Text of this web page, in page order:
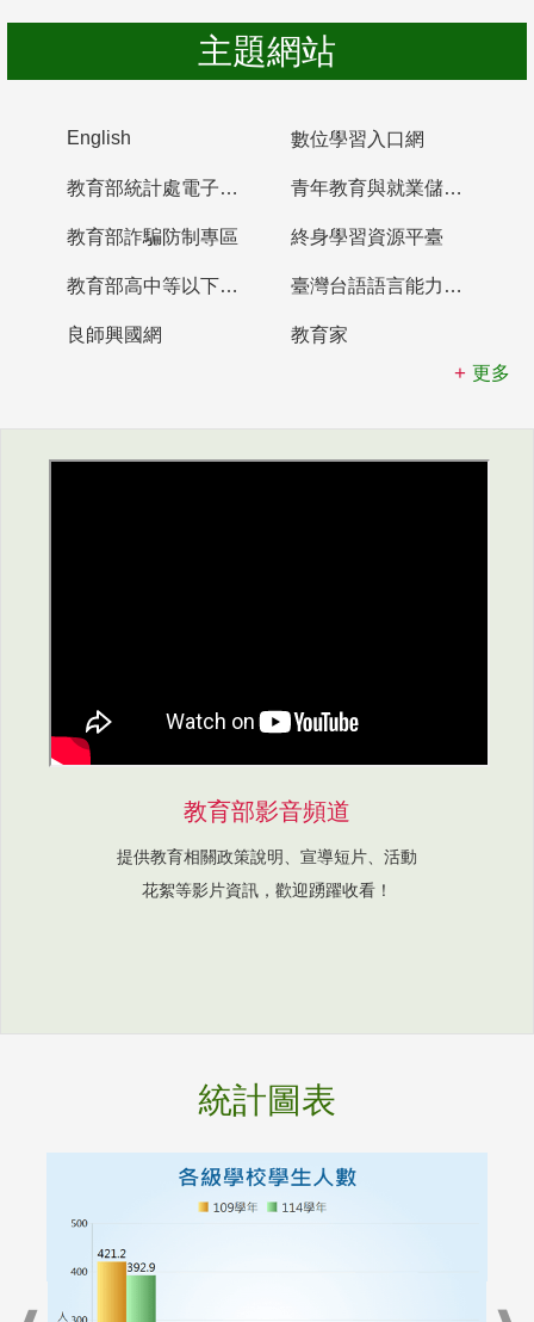
主題網站
English 數位學習入口網
教育部統計處電子書櫃 青年教育與就業儲蓄帳戶
教育部詐騙防制專區 終身學習資源平臺
教育部高中等以下學校及幼兒園教師資格檢定考試 臺灣台語語言能力認證網站
良師興國網
教育家
更多
教育部影音頻道
提供教育相關政策說明、宣導短片、活動
花絮等影片資訊，歡迎踴躍收看！
統計圖表